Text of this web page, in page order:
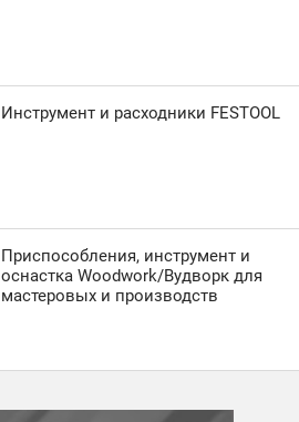
Инструмент и расходники FESTOOL
Приспособления, инструмент и
оснастка Woodwork/Вудворк для
мастеровых и производств